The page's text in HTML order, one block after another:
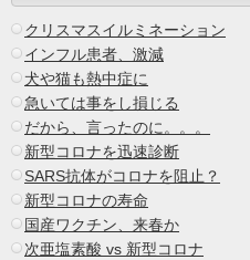
クリスマスイルミネーション
インフル患者、激減
犬や猫も熱中症に
急いては事をし損じる
だから、言ったのに。。。
新型コロナを迅速診断
SARS抗体がコロナを阻止？
新型コロナの寿命
国産ワクチン、来春か
次亜塩素酸 vs 新型コロナ